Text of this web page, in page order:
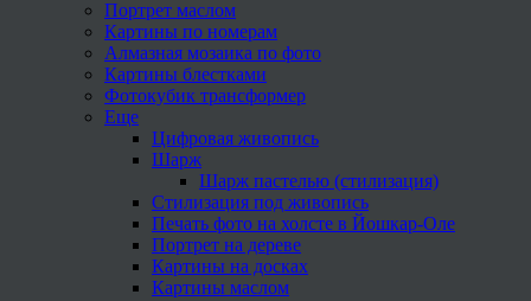
Портрет маслом
Картины по номерам
Алмазная мозаика по фото
Картины блестками
Фотокубик трансформер
Еще
Цифровая живопись
Шарж
Шарж пастелью (стилизация)
Стилизация под живопись
Печать фото на холсте в Йошкар-Оле
Портрет на дереве
Картины на досках
Картины маслом